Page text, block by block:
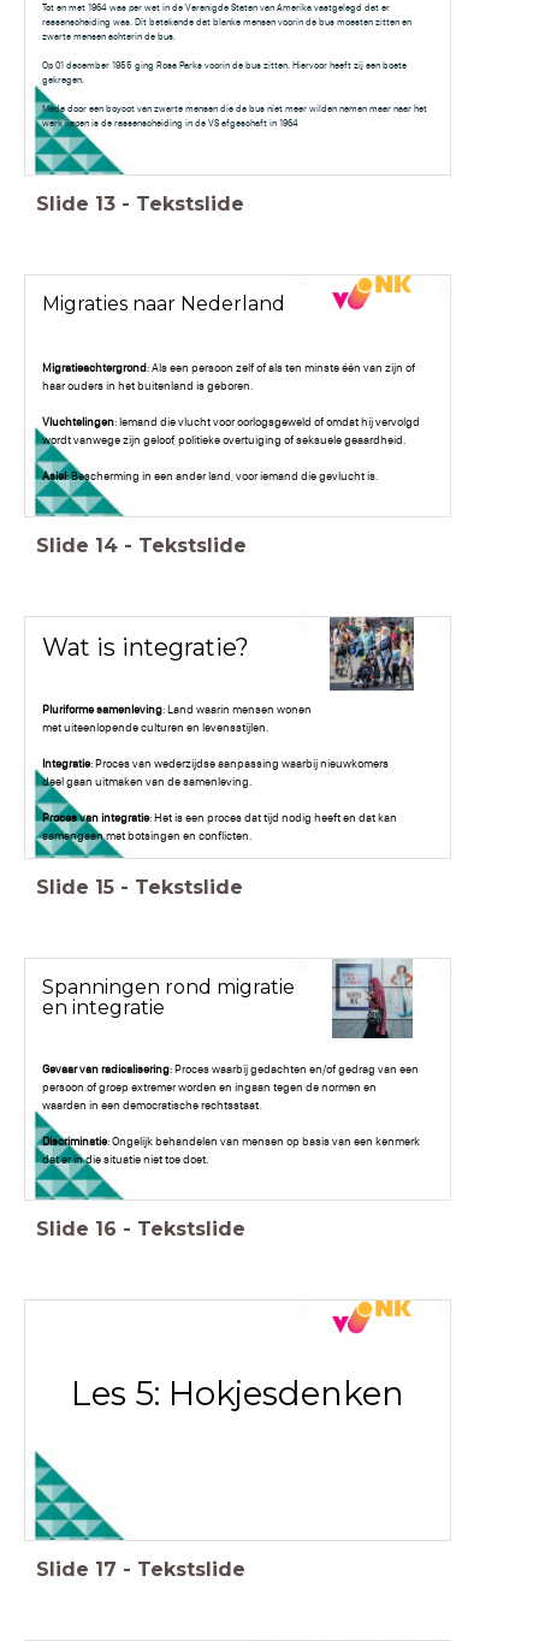
Tot en met 1964 was per wet in de Verenigde Staten van Amerika vastgelegd dat er
rassenscheiding was. Dit betekende dat blanke mensen voorin de bus moesten zitten en
zwarte mensen achterin de bus.
Op 01 december 1955 ging Rosa Parks voorin de bus zitten. Hiervoor heeft zij een boete
gekregen.
Mede door een boycot van zwarte mensen die de bus niet meer wilden nemen maar naar het
werk liepen is de rassenscheiding in de VS afgeschaft in 1964
Slide 13 - Tekstslide
Migraties naar Nederland
Migratieachtergrond: Als een persoon zelf of als ten minste één van zijn of
haar ouders in het buitenland is geboren.
Vluchtelingen: Iemand die vlucht voor oorlogsgeweld of omdat hij vervolgd
wordt vanwege zijn geloof, politieke overtuiging of seksuele geaardheid.
Asiel: Bescherming in een ander land, voor iemand die gevlucht is.
Slide 14 - Tekstslide
Wat is integratie?
Pluriforme samenleving: Land waarin mensen wonen
met uiteenlopende culturen en levensstijlen.
Integratie: Proces van wederzijdse aanpassing waarbij nieuwkomers
deel gaan uitmaken van de samenleving.
Proces van integratie: Het is een proces dat tijd nodig heeft en dat kan
samengaan met botsingen en conflicten.
Slide 15 - Tekstslide
Spanningen rond migratie
en integratie
Gevaar van radicalisering: Proces waarbij gedachten en/of gedrag van een
persoon of groep extremer worden en ingaan tegen de normen en
waarden in een democratische rechtsstaat.
Discriminatie: Ongelijk behandelen van mensen op basis van een kenmerk
dat er in die situatie niet toe doet.
Slide 16 - Tekstslide
Les 5: Hokjesdenken
Slide 17 - Tekstslide